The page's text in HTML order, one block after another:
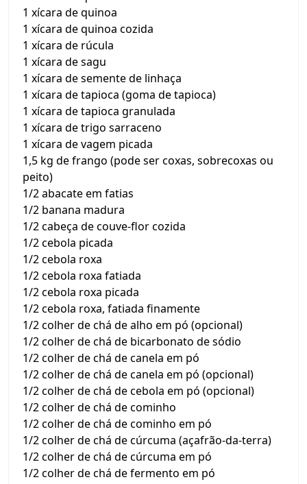
1 xícara de quinoa
1 xícara de quinoa cozida
1 xícara de rúcula
1 xícara de sagu
1 xícara de semente de linhaça
1 xícara de tapioca (goma de tapioca)
1 xícara de tapioca granulada
1 xícara de trigo sarraceno
1 xícara de vagem picada
1,5 kg de frango (pode ser coxas, sobrecoxas ou
peito)
1/2 abacate em fatias
1/2 banana madura
1/2 cabeça de couve-flor cozida
1/2 cebola picada
1/2 cebola roxa
1/2 cebola roxa fatiada
1/2 cebola roxa picada
1/2 cebola roxa, fatiada finamente
1/2 colher de chá de alho em pó (opcional)
1/2 colher de chá de bicarbonato de sódio
1/2 colher de chá de canela em pó
1/2 colher de chá de canela em pó (opcional)
1/2 colher de chá de cebola em pó (opcional)
1/2 colher de chá de cominho
1/2 colher de chá de cominho em pó
1/2 colher de chá de cúrcuma (açafrão-da-terra)
1/2 colher de chá de cúrcuma em pó
1/2 colher de chá de fermento em pó